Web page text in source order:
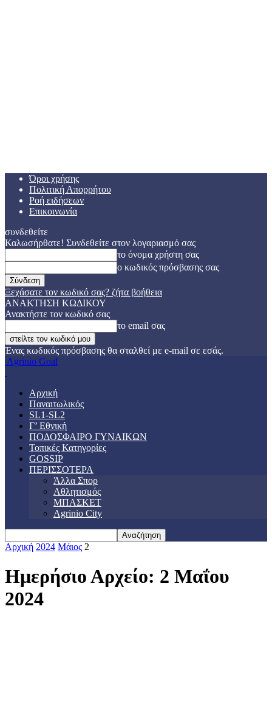
Όροι χρήσης
Πολιτική Απορρήτου
Ροή ειδήσεων
Επικοινωνία
συνδεθείτε
Καλωσήρθατε! Συνδεθείτε στον λογαριασμό σας
το όνομα χρήστη σας
ο κωδικός πρόσβασης σας
Ξεχάσατε τον κωδικό σας? ζήτα βοήθεια
ΑΝΑΚΤΗΣΗ ΚΩΔΙΚΟΥ
Ανακτήστε τον κωδικό σας
το email σας
Ένας κωδικός πρόσβασης θα σταλθεί με e-mail σε εσάς.
Agrinio Goal
Αρχική
Παναιτωλικός
SL1-SL2
Γ’ Εθνική
ΠΟΔΟΣΦΑΙΡΟ ΓΥΝΑΙΚΩΝ
Τοπικές Κατηγορίες
GOSSIP
ΠΕΡΙΣΣΟΤΕΡΑ
Άλλα Σπορ
Αθλητισμός
ΜΠΑΣΚΕΤ
Agrinio City
Αρχική 2024 Μάιος 2
Ημερήσιο Αρχείο: 2 Μαΐου
2024